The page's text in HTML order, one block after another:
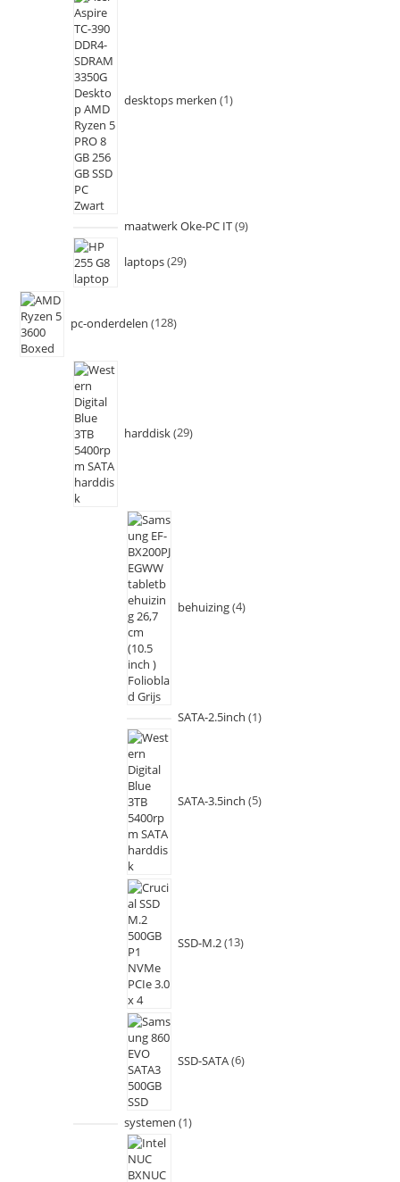
desktops merken 1
maatwerk Oke-PC IT 9
laptops 29
pc-onderdelen 128
harddisk 29
behuizing 4
SATA-2.5inch 1
SATA-3.5inch 5
SSD-M.2 13
SSD-SATA 6
systemen 1